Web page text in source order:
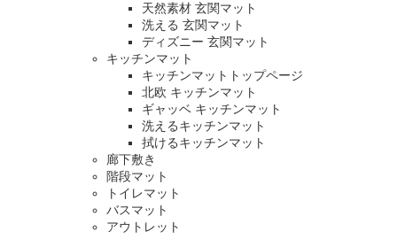
天然素材 玄関マット
洗える 玄関マット
ディズニー 玄関マット
キッチンマット
キッチンマットトップページ
北欧 キッチンマット
ギャッベ キッチンマット
洗えるキッチンマット
拭けるキッチンマット
廊下敷き
階段マット
トイレマット
バスマット
アウトレット